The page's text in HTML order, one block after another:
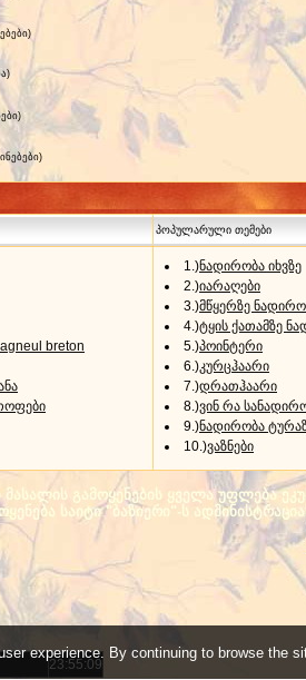
23:55:09
პოპულარული თემები
breton
1.)ნადირობა იხვზე
2.)იარაღები
3.)მწყერზე
4.)ტყის ქათამზე
5.)პოინტერი
6.)კურცჰაარი
7.)დრათჰაარი
8.)ვინ რა
9.)ნადირობა
10.)ვაზნები
მასალის გამოყენების ყველა უფლება
საიტი "ბაზიერი"-ს
experience. By continuing to browse the